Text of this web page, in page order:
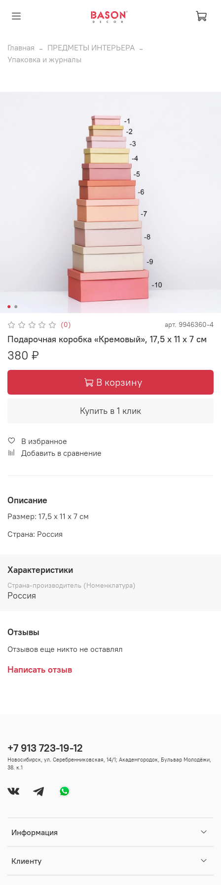
Главная
ПРЕДМЕТЫ ИНТЕРЬЕРА
Упаковка и журналы
(0) арт. 9946360-4
Подарочная коробка «Кремовый», 17,5 х 11 х 7 см
380 ₽
В корзину
Купить в 1 клик
В избранное
Добавить в сравнение
Описание
Размер: 17,5 х 11 х 7 см
Страна: Россия
Характеристики
Страна-производитель (Номенклатура)
Россия
Отзывы
Отзывов еще никто не оставлял
Написать отзыв
Информация
Клиенту
+7 913 723-19-12
Новосибирск, ул. Серебренниковская, 14/1; Академгородок, Бульвар Молодёжи,
38. к.1